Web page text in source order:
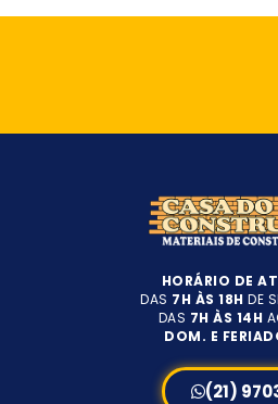
HORÁRIO DE
DAS 7H ÀS 18H DE
DAS 7H ÀS 14H
DOM. E
(21)